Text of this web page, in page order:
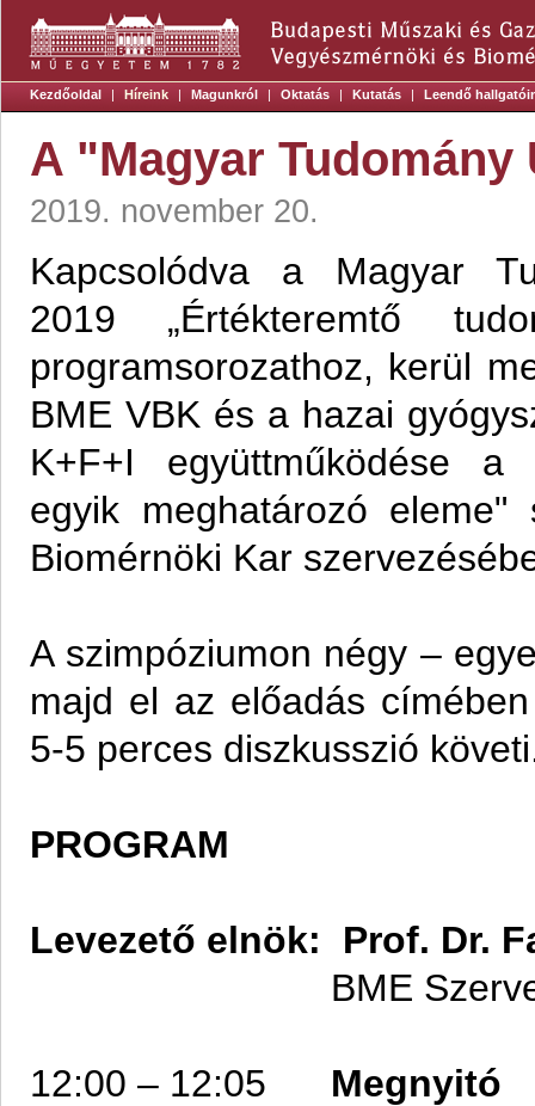
Kezdőoldal | Híreink | Magunkról | Oktatás | Kutatás | Leendő
A "Magyar Tudomány
2019. november 20.
Kapcsolódva a Magyar
2019 „Értékteremtő
programsorozathoz, kerül
BME VBK és a hazai
K+F+I együttműködése a
egyik meghatározó eleme"
Biomérnöki Kar
A szimpóziumon négy –
majd el az előadás
5-5 perces diszkusszió
PROGRAM
Levezető elnök:
Prof. Dr.
BME Szerves
12:00 – 12:05 Megnyitó